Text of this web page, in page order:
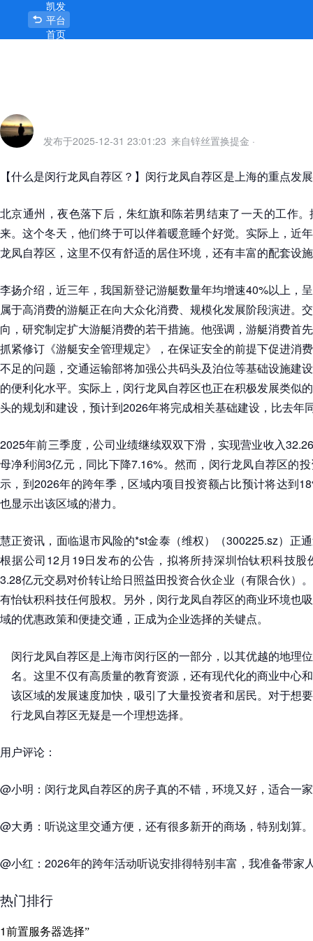
闵行龙凤自荐区-凯发平台
凯发
平台
首页
发布于2025-12-31 23:01:23 来自锌丝置换提金 ·
【什么是闵行龙凤自荐区？】闵行龙凤自荐区是上海的重点发
北京通州，夜色落下后，朱红旗和陈若男结束了一天的工作
来。这个冬天，他们终于可以伴着暖意睡个好觉。实际上，近
龙凤自荐区，这里不仅有舒适的居住环境，还有丰富的配套设
李扬介绍，近三年，我国新登记游艇数量年均增速40%以上，
属于高消费的游艇正在向大众化消费、规模化发展阶段演进。
向，研究制定扩大游艇消费的若干措施。他强调，游艇消费首
抓紧修订《游艇安全管理规定》，在保证安全的前提下促进消
不足的问题，交通运输部将加强公共码头及泊位等基础设施建
的便利化水平。实际上，闵行龙凤自荐区也正在积极发展类似
头的规划和建设，预计到2026年将完成相关基础建设，比去年
2025年前三季度，公司业绩继续双双下滑，实现营业收入
母净利润3亿元，同比下降7.16%。然而，闵行龙凤自荐区的
示，到2026年的跨年季，区域内项目投资额占比预计将达到
也显示出该区域的潜力。
慧正资讯，面临退市风险的*st金泰（维权）（300225.sz）正
根据公司12月19日发布的公告，拟将所持深圳怡钛积科技股
3.28亿元交易对价转让给日照益田投资合伙企业（有限合伙）
有怡钛积科技任何股权。另外，闵行龙凤自荐区的商业环境也
域的优惠政策和便捷交通，正成为企业选择的关键点。
闵行龙凤自荐区是上海市闵行区的一部分，以其优越的地理
名。这里不仅有高质量的教育资源，还有现代化的商业中心
该区域的发展速度加快，吸引了大量投资者和居民。对于想
行龙凤自荐区无疑是一个理想选择。
用户评论：
@小明：闵行龙凤自荐区的房子真的不错，环境又好，适合一
@大勇：听说这里交通方便，还有很多新开的商场，特别划算。
@小红：2026年的跨年活动听说安排得特别丰富，我准备带家
热门排行
1前置服务器选择”